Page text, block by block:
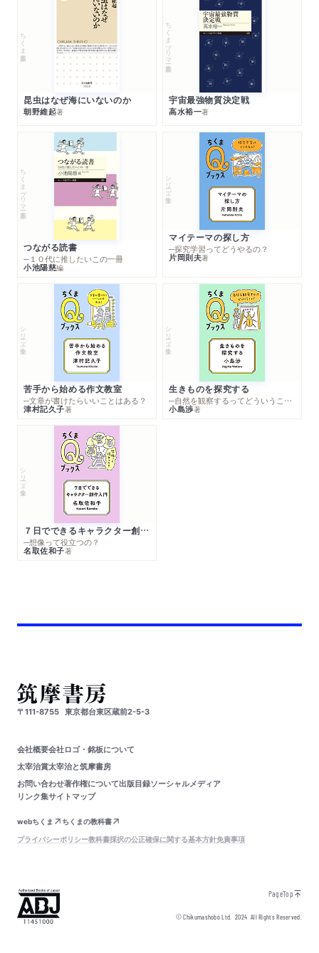
ちくま新書
昆虫はなぜ海にいないのか
朝野維起著
ちくまプリマー新書
宇宙最強物質決定戦
高水裕一著
ちくまプリマー新書
つながる読書
─１０代に推したいこの一冊
小池陽慈編
シリーズ・全集
マイテーマの探し方
─探究学習ってどうやるの？
片岡則夫著
シリーズ・全集
苦手から始める作文教室
─文章が書けたらいいことはある？
津村記久子著
シリーズ・全集
生きものを探究する
─自然を観察するってどういうこと？
小島渉著
シリーズ・全集
７日でできるキャラクター創作入門
─想像って役立つの？
名取佐和子著
〒111-8755 東京都台東区蔵前2-5-3
会社概要会社ロゴ・銘板について
太宰治賞太宰治と筑摩書房
お問い合わせ著作権について出版目録ソーシャルメディア
リンク集サイトマップ
webちくま
ちくまの教科書
プライバシーポリシー教科書採択の公正確保に関する基本方針免責事項
PageTop
© Chikumashobo Ltd.2024 All Rights Reserved.